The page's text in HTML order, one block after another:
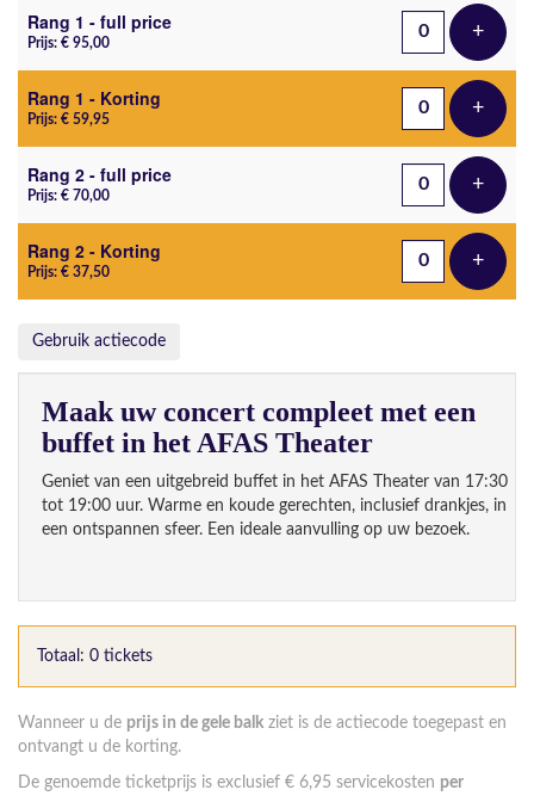
Rang 1 - full price
Prijs: € 95,00 +Voeg
Rang 1 - Korting
Prijs: € 59,95 +Voeg
Rang 2 - full price
Prijs: € 70,00 +Voeg
Rang 2 - Korting
Prijs: € 37,50 +Voeg
Gebruik actiecode
Maak uw concert compleet met een
buffet in het AFAS Theater
Geniet van een uitgebreid buffet in het AFAS Theater van 17:30
tot 19:00 uur. Warme en koude gerechten, inclusief drankjes, in
een ontspannen sfeer. Een ideale aanvulling op uw bezoek.
Totaal: 0 tickets
Wanneer u de prijs in de gele balk ziet is de actiecode toegepast en
ontvangt u de korting.
De genoemde ticketprijs is exclusief € 6,95 servicekosten per